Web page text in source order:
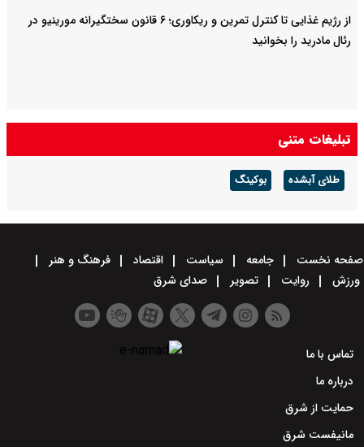
از رژیم غذایی تا کنترل تمرین و ریکاوری؛ ۶ قانون سختگیرانه مورینیو در
رئال مادرید را بخوانید
تبلیغات متنی
طلای آبشده بوکینگ
صفحه نخست جامعه سیاست اقتصاد
فرهنگ و هنر
ورزش
روایت تصویر صدای شرق
تماس با ما
درباره ما
حمایت از شرق
مانیفست شرق